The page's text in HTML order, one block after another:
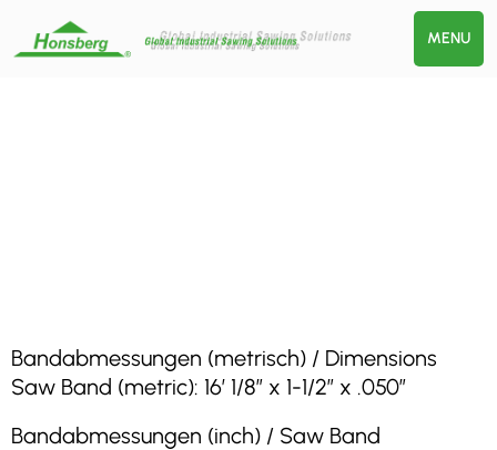
MENU
Bandabmessungen (metrisch) / Dimensions
Saw Band (metric): 16′ 1/8″ x 1-1/2″ x .050″
Bandabmessungen (inch) / Saw Band